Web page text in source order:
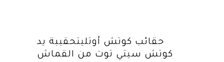
حقائب كوتش أوتليتحقيبة يد
كوتش سيتي توت من القماش